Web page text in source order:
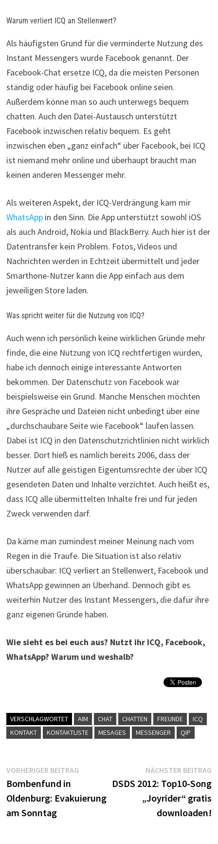
Warum verliert ICQ an Stellenwert?
Als häufigsten Grund für die verminderte Nutzung des
Instant Messengers wurde Facebook genannt. Der
Facebook-Chat ersetze ICQ, da die meisten Personen
ständig oder häufig bei Facebook online seien.
Außerdem könne man so auch unterwegs bequem
chatten. Auch den Datei-Austausch unterstützt
Facebook inzwischen relativ bequem. Es geht
inzwischen eben „ganz einfach“ über Facebook, bei ICQ
ist niemand mehr online und überhaupt braucht man
keinen anderen Messenger mehr.
Als weiteren Aspekt, der ICQ-Verdrängung kam mir
WhatsAppin den Sinn. Die App unterstützt sowohl iOS
als auch Android, Nokia und BlackBerry. Auch hier ist der
Datentransfer kein Problem. Fotos, Videos und
Nachrichten werden in Echtzeit übermittelt und jeder
Smarthone-Nutzer kann die App einfach aus dem
jeweiligen Store laden.
Was spricht weiter für die Nutzung von ICQ?
Auch wenn ich persönlich keine wirklichen Gründe mehr
finde, die eine Nutzung von ICQ rechtfertigen würden,
habe ich dennoch einige interessante Antworten
bekommen. Der Datenschutz von Facebook war
beispielsweise ein Grund. Manche Menschen möchten
ihre Gespräche und Dateien nicht unbedingt über eine
„durchschaubare Seite wie Facebook“ laufen lassen.
Dabei ist ICQ in den Datenschutzrichtlinien nicht wirklich
besser. Dort hieß es nämlich bereits 2006, dass der
Nutzer auf alle geistigen Eigentumsrechte der über ICQ
gesendeten Daten und Inhalte verzichtet. Auch heißt es,
dass ICQ alle übermittelten Inhalte frei und für jeden
Zweck verwenden darf.
Da käme man zumindest meiner Meinung nach vom
Regen in die Traufe. Die Situation ist also relativ
überschaubar: ICQ verliert an Stellenwert, Facebook und
WhatsApp gewinnen an Überhand. Dennoch gibt es
weiterhin Nutzer des Instant Messengers, die dafür ihre
ganz eigenen Gründe haben.
Wie sieht es bei euch aus? Nutzt ihr ICQ, Facebook,
WhatsApp? Warum und weshalb?
VERSCHLAGWORTET AIM CHAT CHATTEN FREUNDE
ICQ
KONTAKT
KONTAKTLISTE MESAGES MESSENGER QIP
Beitragsnavigation
VORHERIGER BEITRAGVorheriger
Bombenfund in
Oldenburg: Evakuierung
am Sonntag
NÄCHSTER BEITRAG
DSDS 2012: Top10-Song
„Joyrider“ gratis
downloaden!